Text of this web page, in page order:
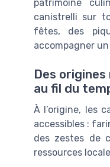
patrimoine
canistrelli sur
fêtes, des
accompagner
Des
au fil du
À l’origine, les
accessibles :
des zestes de
ressources